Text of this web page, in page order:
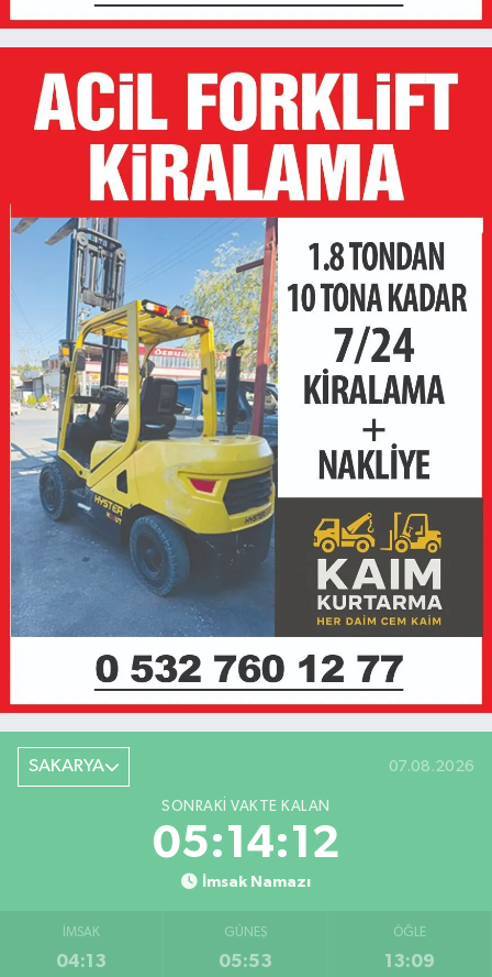
SAKARYA 07.08.2026
SONRAKI VAKTE KALAN
05:14:12
İmsak Namazı
İMSAK
04:13
GÜNEŞ
05:53
ÖĞLE
13:09